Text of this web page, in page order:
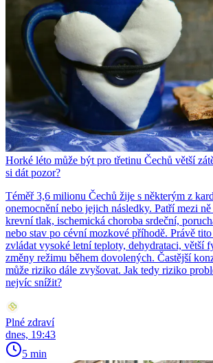
Horké léto může být pro třetinu Čechů větší
si dát pozor?
Téměř 3,6 milionu Čechů žije s některým z
onemocnění nebo jejich následky. Patří mezi
krevní tlak, ischemická choroba srdeční,
nebo stav po cévní mozkové příhodě. Právě
zvládat vysoké letní teploty, dehydrataci, větší
změny režimu během dovolených. Častější
může riziko dále zvyšovat. Jak tedy riziko
nejvíc snížit?
Plné zdraví
dnes, 19:43
5 min